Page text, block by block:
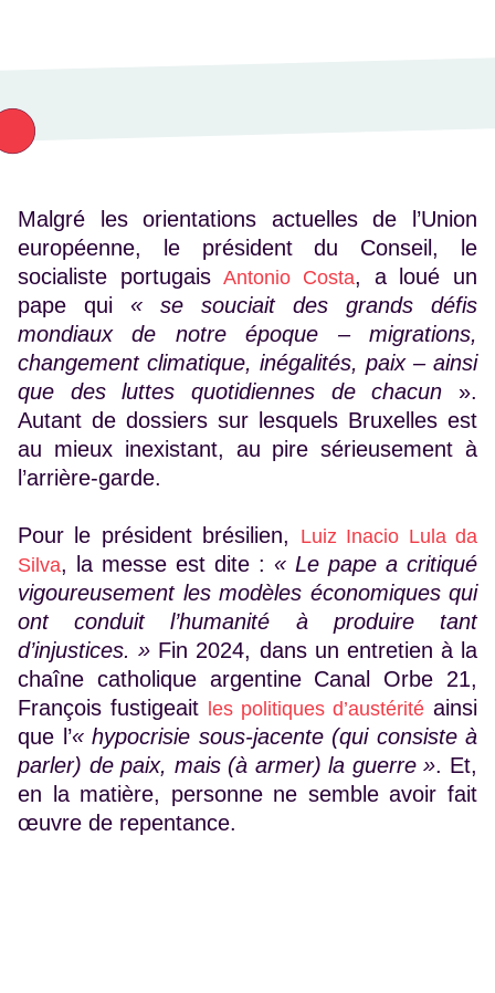
Malgré les orientations actuelles de l’Union
européenne, le président du Conseil, le
socialiste portugaisAntonio Costa, a loué un
pape qui « se souciait des grands défis
mondiaux de notre époque – migrations,
changement climatique, inégalités, paix – ainsi
que des luttes quotidiennes de chacun ».
Autant de dossiers sur lesquels Bruxelles est
au mieux inexistant, au pire sérieusement à
l’arrière-garde.
Pour le président brésilien,
Luiz Inacio Lula da
Silva, la messe est dite : « Le pape a critiqué
vigoureusement les modèles économiques qui
ont conduit l’humanité à produire tant
d’injustices. » Fin 2024, dans un entretien à la
chaîne catholique argentine Canal Orbe 21,
François fustigeait les politiques d’austérité ainsi
que l’« hypocrisie sous-jacente (qui consiste à
parler) de paix, mais (à armer) la guerre ». Et,
en la matière, personne ne semble avoir fait
œuvre de repentance.